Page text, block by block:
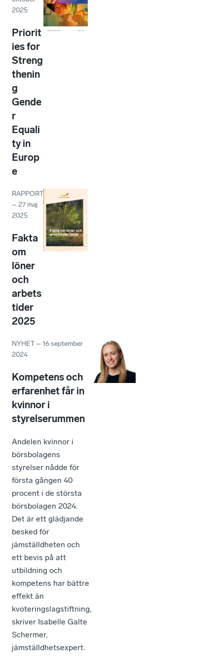
2025
Priorit
ies for
Streng
thenin
g
Gende
r
Equali
ty in
Europ
e
RAPPORT
–27 maj
2025
Fakta
om
löner
och
arbets
tider
2025
NYHET –16 september
2024
Kompetens och
erfarenhet får in
kvinnor i
styrelserummen
Andelen kvinnor i
börsbolagens
styrelser nådde för
första gången 40
procent i de största
börsbolagen 2024.
Det är ett glädjande
besked för
jämställdheten och
ett bevis på att
utbildning och
kompetens har bättre
effekt än
kvoteringslagstiftning,
skriver Isabelle Galte
Schermer,
jämställdhetsexpert.